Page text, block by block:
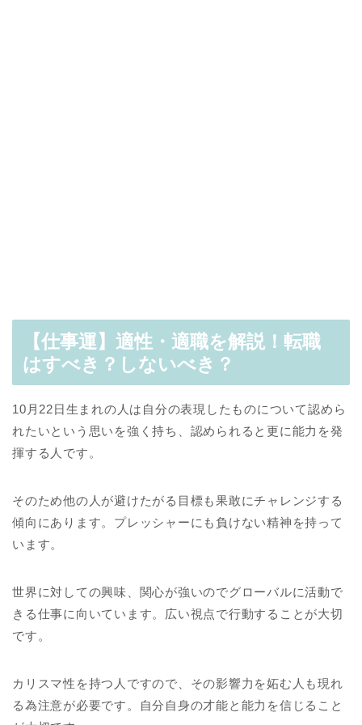
【仕事運】適性・適職を解説！転職
はすべき？しないべき？
10月22日生まれの人は自分の表現したものについて認めら
れたいという思いを強く持ち、認められると更に能力を発
揮する人です。
そのため他の人が避けたがる目標も果敢にチャレンジする
傾向にあります。プレッシャーにも負けない精神を持って
います。
世界に対しての興味、関心が強いのでグローバルに活動で
きる仕事に向いています。広い視点で行動することが大切
です。
カリスマ性を持つ人ですので、その影響力を妬む人も現れ
る為注意が必要です。自分自身の才能と能力を信じること